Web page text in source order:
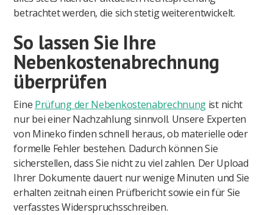
betrachtet werden, die sich stetig weiterentwickelt.
So lassen Sie Ihre
Nebenkostenabrechnung
überprüfen
Eine Prüfung der Nebenkostenabrechnung ist nicht
nur bei einer Nachzahlung sinnvoll. Unsere Experten
von Mineko finden schnell heraus, ob materielle oder
formelle Fehler bestehen. Dadurch können Sie
sicherstellen, dass Sie nicht zu viel zahlen. Der Upload
Ihrer Dokumente dauert nur wenige Minuten und Sie
erhalten zeitnah einen Prüfbericht sowie ein für Sie
verfasstes Widerspruchsschreiben.